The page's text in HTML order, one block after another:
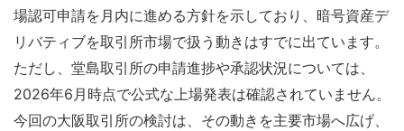
場認可申請を月内に進める方針を示しており、暗号資産デ
リバティブを取引所市場で扱う動きはすでに出ています。
ただし、堂島取引所の申請進捗や承認状況については、
2026年6月時点で公式な上場発表は確認されていません。
今回の大阪取引所の検討は、その動きを主要市場へ広げ、